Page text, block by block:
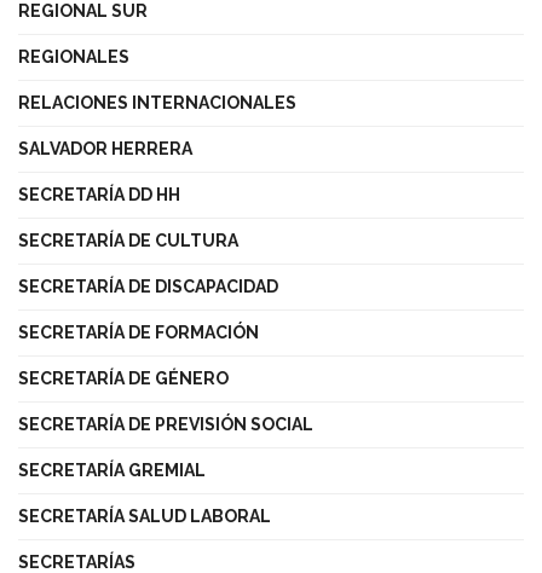
REGIONAL SUR
REGIONALES
RELACIONES INTERNACIONALES
SALVADOR HERRERA
SECRETARÍA DD HH
SECRETARÍA DE CULTURA
SECRETARÍA DE DISCAPACIDAD
SECRETARÍA DE FORMACIÓN
SECRETARÍA DE GÉNERO
SECRETARÍA DE PREVISIÓN SOCIAL
SECRETARÍA GREMIAL
SECRETARÍA SALUD LABORAL
SECRETARÍAS